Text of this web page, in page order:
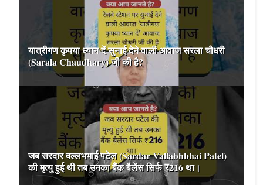
यात्रीगण कृपया ध्यान दें सुनाई देने वाली आवाज सरला चौधरी
(Sarala Chaudhary) जी की है?
जब सरदार वल्लभभाई पटेल (Sardar Vallabhbhai Patel)
की मृत्यु हुई थी तब उनका बैंक बैलेंस सिर्फ ₹216 था।